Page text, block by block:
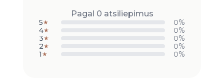
Pagal 0 atsiliepimus
5★
0%
4★
0%
3★
0%
2★
0%
1 ★ 0%